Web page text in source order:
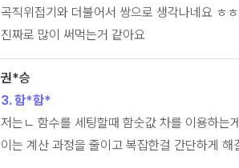
곡직위접기와 더불어서 쌍으로 생각나네요 ㅎㅎ
진짜로 많이 써먹는거 같아요
권*승
3. 함*함*
저는ㄴ 함수를 세팅할때 함숫값 차를 이용하는
이는 계산 과정을 줄이고 복잡한걸 간단하게 해